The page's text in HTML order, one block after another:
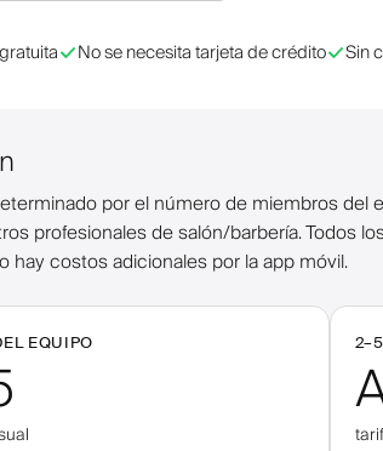
No se necesita tarjeta de crédito Sin
por el número de miembros del
profesionales de salón/barbería. Todos
hay costos adicionales por la app móvil.
EQUIPO 2–5